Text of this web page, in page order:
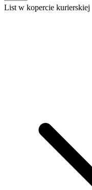
List w kopercie kurierskiej